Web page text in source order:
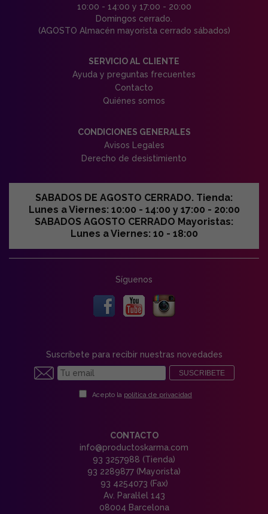
10:00 - 14:00 y 17:00 - 20:00
Domingos cerrado.
(AGOSTO Almacén mayorista cerrado sábados)
SERVICIO AL CLIENTE
Ayuda y preguntas frecuentes
Contacto
Quiénes somos
CONDICIONES GENERALES
Avisos Legales
Derecho de desistimiento
SABADOS DE AGOSTO CERRADO. Tienda:
Lunes a Viernes: 10:00 - 14:00 y 17:00 - 20:00
SABADOS AGOSTO CERRADO Mayoristas:
Lunes a Viernes: 10 - 18:00
Síguenos
Suscríbete para recibir nuestras novedades
SUSCRIBETE
Acepto la política de privacidad
CONTACTO
info@productoskarma.com
93 3257988 (Tienda)
93 2289877 (Mayorista)
93 4254073 (Fax)
Av. Paral·lel 143
08004 Barcelona